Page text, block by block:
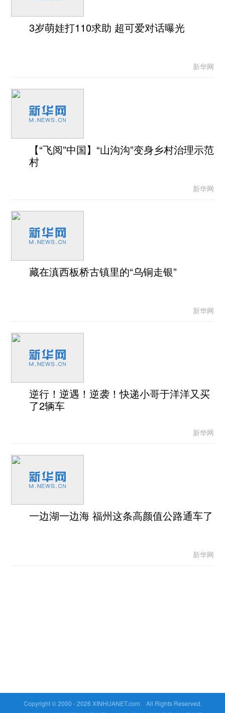
3岁萌娃打110求助 超可爱对话曝光
新华网
【“飞阅”中国】“山沟沟”变身乡村治理示范
村
新华网
藏在滇西板桥古镇里的“乌铜走银”
新华网
逆行！逆遇！逆袭！快递小哥于洋洋又买
了2辆车
新华网
一边湖一边海 福州这条高颜值公路通车了
新华网
Copyright © 2000 -2026 XINHUANET.com All Rights Reserved.